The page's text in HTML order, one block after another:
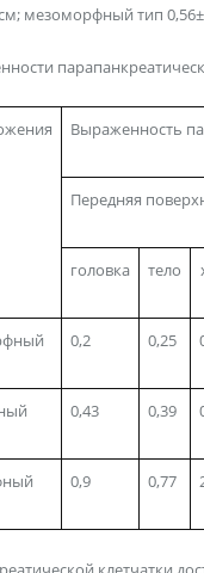
мезоморфный тип
Выраженность
Передняя
головка тело
0,2 0,25
0,43 0,39
0,9 0,77